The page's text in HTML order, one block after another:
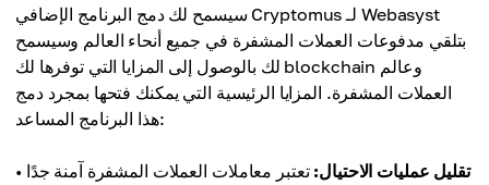
سيسمح لك دمج البرنامج الإضافي Cryptomus لـ Webasyst
بتلقي مدفوعات العملات المشفرة في جميع أنحاء العالم وسيسمح
لك بالوصول إلى المزايا التي توفرها لك blockchain وعالم
العملات المشفرة. المزايا الرئيسية التي يمكنك فتحها بمجرد دمج
هذا البرنامج المساعد:
• تقليل عمليات الاحتيال: تعتبر معاملات العملات المشفرة آمنة جدًا